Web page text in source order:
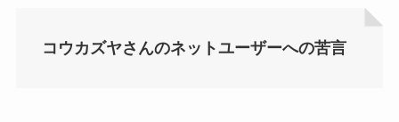
コウカズヤさんのネットユーザーへの苦言